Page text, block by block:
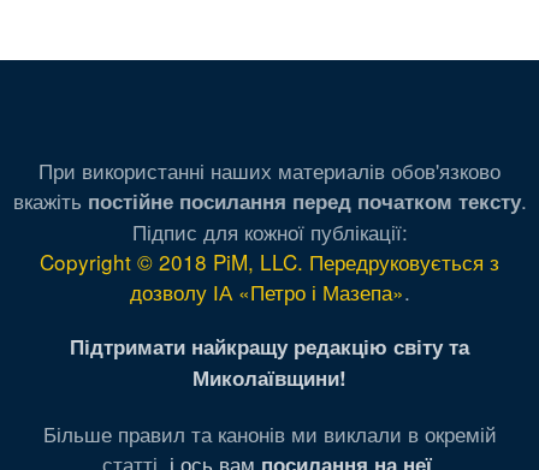
При використанні наших материалів обов'язково
вкажіть постійне посилання перед початком тексту.
Підпис для кожної публікації:
Copyright © 2018 PiM, LLC. Передруковується з
дозволу ІА «Петро і Мазепа».
Підтримати найкращу редакцію світу та
Миколаївщини!
Більше правил та канонів ми виклали в окремій
статті, і ось вам посилання на неї.